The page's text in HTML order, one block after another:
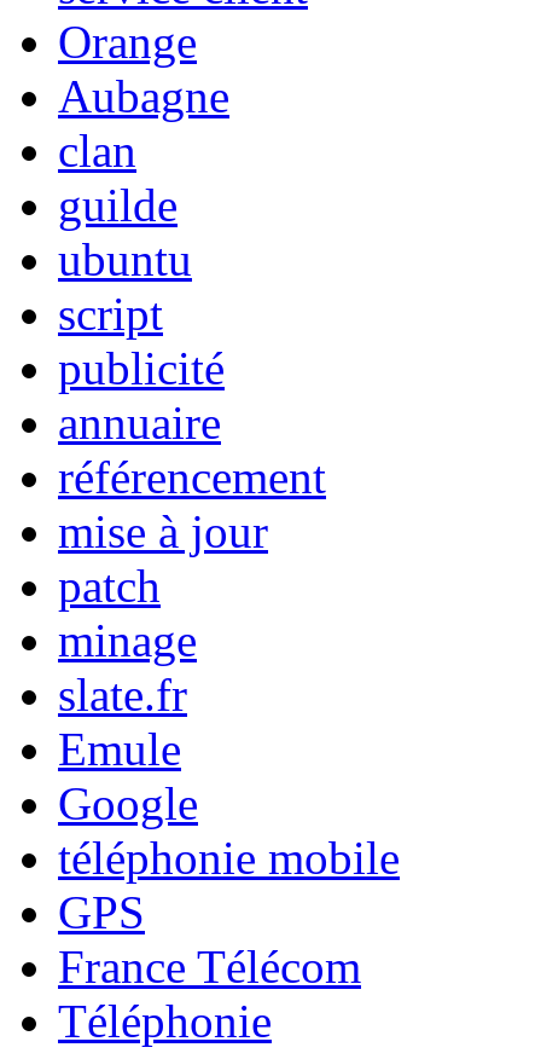
Orange
Aubagne
clan
guilde
ubuntu
script
publicité
annuaire
référencement
mise à jour
patch
minage
slate.fr
Emule
Google
téléphonie mobile
GPS
France Télécom
Téléphonie